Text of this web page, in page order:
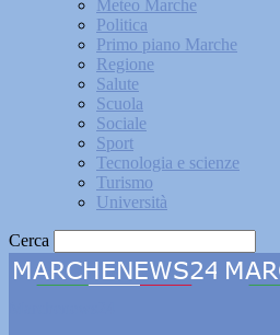
Meteo Marche
Politica
Primo piano Marche
Regione
Salute
Scuola
Sociale
Sport
Tecnologia e scienze
Turismo
Università
Cerca